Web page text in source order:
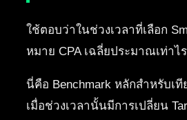
ใช้ตอบว่าในช่วงเวลาที่เลือก
หมาย CPA เฉลี่ยประมาณเท่าไร
นี่คือ Benchmark หลักสำหรับเที
เมื่อช่วงเวลานั้นมีการเปลี่ยน